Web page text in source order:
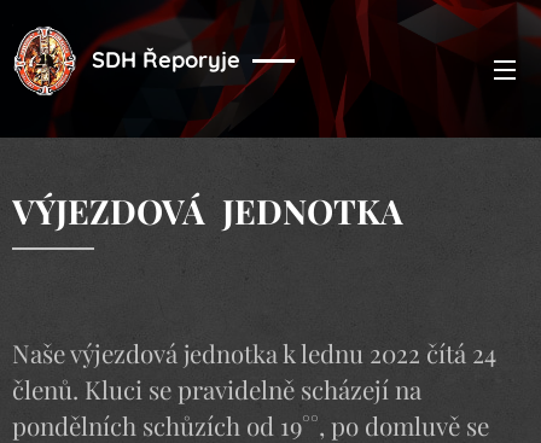
SDH Řeporyje
VÝJEZDOVÁ JEDNOTKA
Naše výjezdová jednotkak lednu 2022 čítá 24
členů. Kluci se pravidelně scházejí na
pondělních schůzích od 19°°, po domluvě se